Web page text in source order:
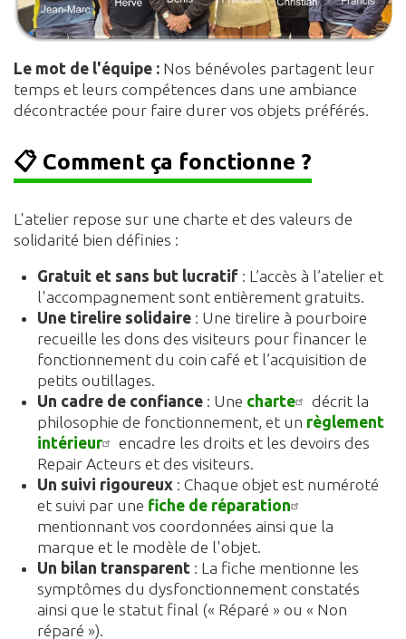
Le mot de l'équipe : Nos bénévoles partagent leur
temps et leurs compétences dans une ambiance
décontractée pour faire durer vos objets préférés.
📋 Comment ça fonctionne ?
L'atelier repose sur une charte et des valeurs de
solidarité bien définies :
Gratuit et sans but lucratif : L’accès à l’atelier et
l'accompagnement sont entièrement gratuits.
Une tirelire solidaire : Une tirelire à pourboire
recueille les dons des visiteurs pour financer le
fonctionnement du coin café et l’acquisition de
petits outillages.
Un cadre de confiance : Une charte
décrit la
philosophie de fonctionnement, et un règlement
intérieur
encadre les droits et les devoirs des
Repair Acteurs et des visiteurs.
Un suivi rigoureux : Chaque objet est numéroté
et suivi par une fiche de réparation
mentionnant vos coordonnées ainsi que la
marque et le modèle de l'objet.
Un bilan transparent : La fiche mentionne les
symptômes du dysfonctionnement constatés
ainsi que le statut final (« Réparé » ou « Non
réparé »).